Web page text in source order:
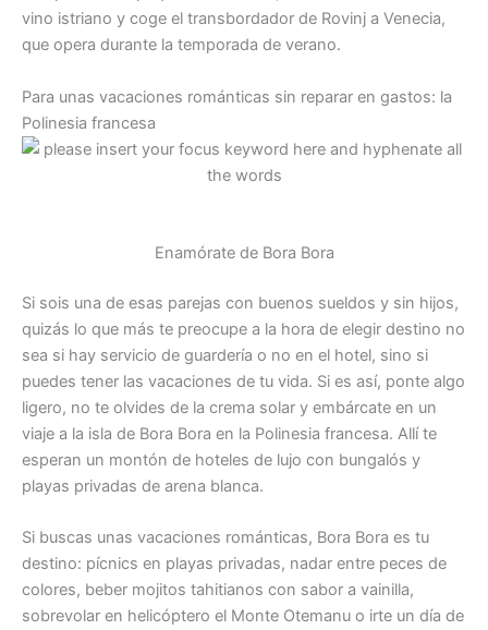
vino istriano y coge el transbordador de Rovinj a Venecia,
que opera durante la temporada de verano.
Para unas vacaciones románticas sin reparar en gastos: la
Polinesia francesa
Enamórate de Bora Bora
Si sois una de esas parejas con buenos sueldos y sin hijos,
quizás lo que más te preocupe a la hora de elegir destino no
sea si hay servicio de guardería o no en el hotel, sino si
puedes tener las vacaciones de tu vida. Si es así, ponte algo
ligero, no te olvides de la crema solar y embárcate en un
viaje a la isla de Bora Bora en la Polinesia francesa. Allí te
esperan un montón de hoteles de lujo con bungalós y
playas privadas de arena blanca.
Si buscas unas vacaciones románticas, Bora Bora es tu
destino: pícnics en playas privadas, nadar entre peces de
colores, beber mojitos tahitianos con sabor a vainilla,
sobrevolar en helicóptero el Monte Otemanu o irte un día de